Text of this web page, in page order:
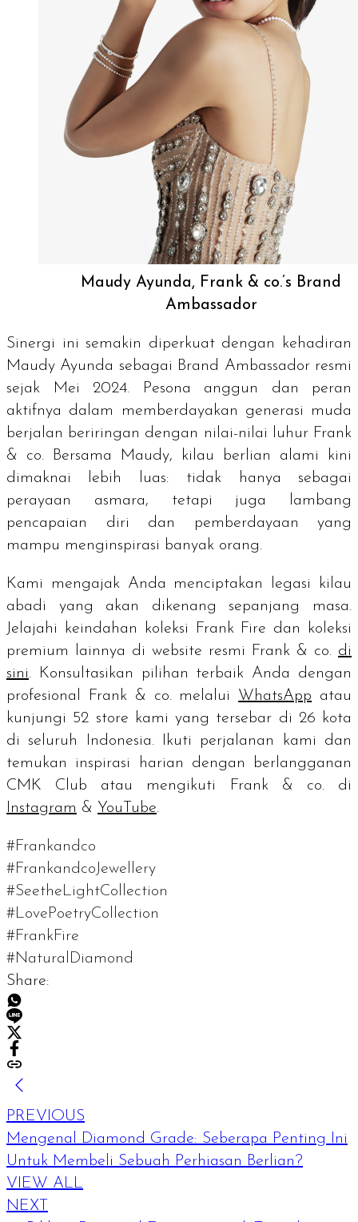
Maudy Ayunda, Frank & co.’s Brand
Ambassador
Sinergi ini semakin diperkuat dengan kehadiran
Maudy Ayunda sebagai Brand Ambassador resmi
sejak Mei 2024. Pesona anggun dan peran
aktifnya dalam memberdayakan generasi muda
berjalan beriringan dengan nilai-nilai luhur Frank
& co. Bersama Maudy, kilau berlian alami kini
dimaknai lebih luas: tidak hanya sebagai
perayaan asmara, tetapi juga lambang
pencapaian diri dan pemberdayaan yang
mampu menginspirasi banyak orang.
Kami mengajak Anda menciptakan legasi kilau
abadi yang akan dikenang sepanjang masa.
Jelajahi keindahan koleksi Frank Fire dan koleksi
premium lainnya di website resmi Frank & co. di
sini. Konsultasikan pilihan terbaik Anda dengan
profesional Frank & co. melalui WhatsApp atau
kunjungi 52 store kami yang tersebar di 26 kota
di seluruh Indonesia. Ikuti perjalanan kami dan
temukan inspirasi harian dengan berlangganan
CMK Club atau mengikuti Frank & co. di
Instagram & YouTube.
#Frankandco
#FrankandcoJewellery
#SeetheLightCollection
#LovePoetryCollection
#FrankFire
#NaturalDiamond
Share:
PREVIOUS
Mengenal Diamond Grade: Seberapa Penting Ini
Untuk Membeli Sebuah Perhiasan Berlian?
VIEW ALL
NEXT